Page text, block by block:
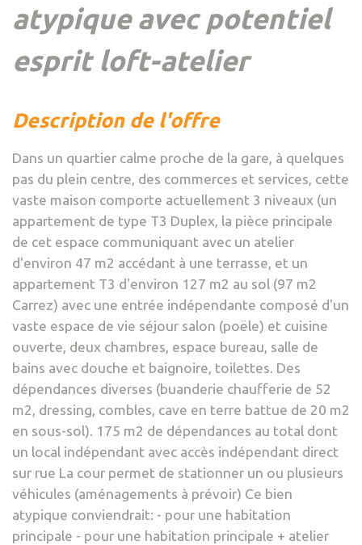
atypique avec potentiel
esprit loft-atelier
description de l'offre
Dans un quartier calme proche de la gare, à quelques
pas du plein centre, des commerces et services, cette
vaste maison comporte actuellement 3 niveaux (un
appartement de type T3 Duplex, la pièce principale
de cet espace communiquant avec un atelier
d'environ 47 m2 accédant à une terrasse, et un
appartement T3 d'environ 127 m2 au sol (97 m2
Carrez) avec une entrée indépendante composé d'un
vaste espace de vie séjour salon (poële) et cuisine
ouverte, deux chambres, espace bureau, salle de
bains avec douche et baignoire, toilettes. Des
dépendances diverses (buanderie chaufferie de 52
m2, dressing, combles, cave en terre battue de 20 m2
en sous-sol). 175 m2 de dépendances au total dont
un local indépendant avec accès indépendant direct
sur rue La cour permet de stationner un ou plusieurs
véhicules (aménagements à prévoir) Ce bien
atypique conviendrait: - pour une habitation
principale - pour une habitation principale + atelier